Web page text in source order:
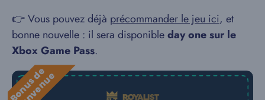
👉 Vous pouvez déjà précommander le jeu ici, et
bonne nouvelle : il sera disponibleday one sur le
Xbox Game Pass.
B
o
n
u
s
e
b
i
e
n
v
e
n
u